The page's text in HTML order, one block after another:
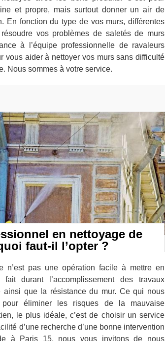
et propre, mais surtout donner un air de
En fonction du type de vos murs, différentes
vos problèmes de saletés de murs
à l’équipe professionnelle de ravaleurs
vous aider à nettoyer vos murs sans difficulté
Nous sommes à votre service.
en nettoyage de
faut-il l’opter ?
n’est pas une opération facile à mettre en
durant l’accomplissement des travaux
ainsi que la résistance du mur. Ce qui nous
pour éliminer les risques de la mauvaise
le plus idéale, c’est de choisir un service
d’une recherche d’une bonne intervention
à Paris 15, nous vous invitons de nous